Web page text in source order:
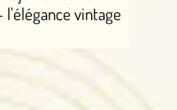
vintage